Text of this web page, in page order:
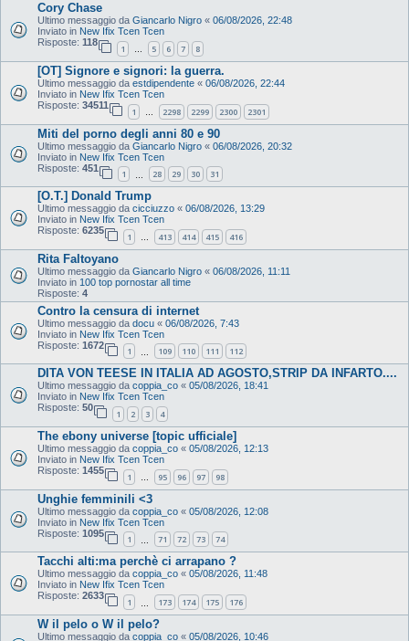
Cory Chase
Ultimo messaggio da Giancarlo Nigro « 06/08/2026, 22:48
Inviato in New Ifix Tcen Tcen
Risposte: 118
1 … 5 6 7 8
[OT] Signore e signori: la guerra.
Ultimo messaggio da estdipendente « 06/08/2026, 22:44
Inviato in New Ifix Tcen Tcen
Risposte: 34511
1 … 2298 2299 2300 2301
Miti del porno degli anni 80 e 90
Ultimo messaggio da Giancarlo Nigro « 06/08/2026, 20:32
Inviato in New Ifix Tcen Tcen
Risposte: 451
1 28 29 30 31
[O.T.] Donald Trump
Ultimo messaggio da cicciuzzo « 06/08/2026, 13:29
Inviato in New Ifix Tcen Tcen
Risposte: 6235
1 … 413 414 415 416
Rita Faltoyano
Ultimo messaggio da Giancarlo Nigro « 06/08/2026, 11:11
Inviato in 100 top pornostar all time
Risposte: 4
Contro la censura di internet
Ultimo messaggio da docu « 06/08/2026, 7:43
Inviato in New Ifix Tcen Tcen
Risposte: 1672
1 109 110 111 112
DITA VON TEESE IN ITALIA AD AGOSTO,STRIP DA INFARTO....
Ultimo messaggio da coppia_co « 05/08/2026, 18:41
Inviato in New Ifix Tcen Tcen
Risposte: 50
1 2 3 4
The ebony universe [topic ufficiale]
Ultimo messaggio da coppia_co « 05/08/2026, 12:13
Inviato in New Ifix Tcen Tcen
Risposte: 1455
1 … 95 96 97 98
Unghie femminili <3
Ultimo messaggio da coppia_co « 05/08/2026, 12:08
Inviato in New Ifix Tcen Tcen
Risposte: 1095
1 71 72 73 74
Tacchi alti:ma perchè ci arrapano ?
Ultimo messaggio da coppia_co « 05/08/2026, 11:48
Inviato in New Ifix Tcen Tcen
Risposte: 2633
1 173 174 175 176
W il pelo o W il pelo?
Ultimo messaggio da coppia_co « 05/08/2026, 10:46